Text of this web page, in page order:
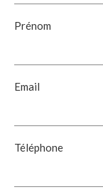
Prénom
Email
Téléphone